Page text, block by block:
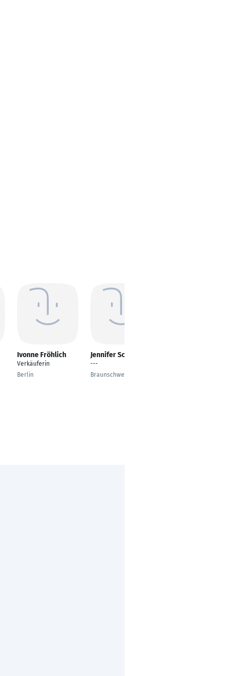
Ivonne Fröhlich
Verkäuferin
Berlin
Jennifer Schäfer
---
Braunschweig